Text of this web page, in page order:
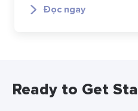
Đọc ngay
Ready to Get